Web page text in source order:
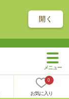
開く
0
お気に入り